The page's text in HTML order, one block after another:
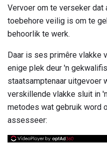
Vervoer om te verseker dat
toebehore veilig is om te
behoorlik te werk.
Daar is ses primêre vlakke
enige plek deur 'n
staatsamptenaar uitgevoer
verskillende vlakke sluit in
metodes wat gebruik word
assesseer: